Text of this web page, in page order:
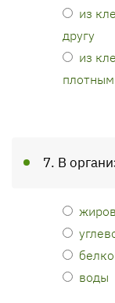
из
другу
из
7. В
жиров
воды